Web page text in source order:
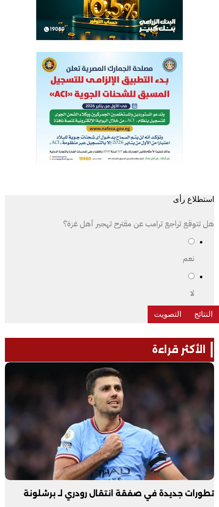
استطلاع رأى
هل تتوقع تراجع ترامب عن مقترح تهجير أهل غزة؟
نعم
لا
الأكثر قراءة
تطورات جديدة في صفقة انتقال رودري لـ برشلونة